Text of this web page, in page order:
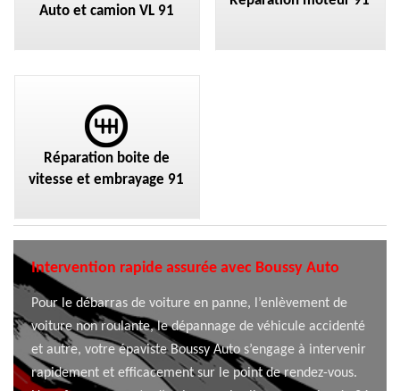
Auto et camion VL 91
Réparation boite de
vitesse et embrayage 91
Intervention rapide assurée avec Boussy Auto
Pour le débarras de voiture en panne, l’enlèvement de
voiture non roulante, le dépannage de véhicule accidenté
et autre, votre épaviste Boussy Auto s’engage à intervenir
rapidement et efficacement sur le point de rendez-vous.